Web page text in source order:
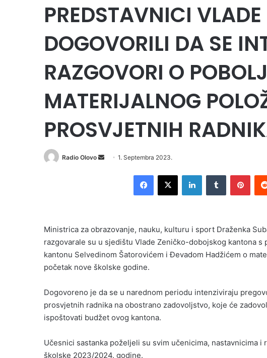
PREDSTAVNICI
DOGOVORILI DA SE
RAZGOVORI O
MATERIJALNOG
PROSVJETNIH
Radio Olovo
Send1. Septembra 2023.
Facebook
X LinkedInTumblr
Ministrica za obrazovanje, nauku, kulturu i sport Draženka
razgovarale su u sjedištu Vlade Zeničko-dobojskog kantona
kantonu Selvedinom Šatorovićem i Đevadom Hadžićem o
početak nove školske godine.
Dogovoreno je da se u narednom periodu intenziviraju
prosvjetnih radnika na obostrano zadovoljstvo, koje će
ispoštovati budžet ovog kantona.
Učesnici sastanka poželjeli su svim učenicima, nastavnicima
školske 2023/2024. godine.